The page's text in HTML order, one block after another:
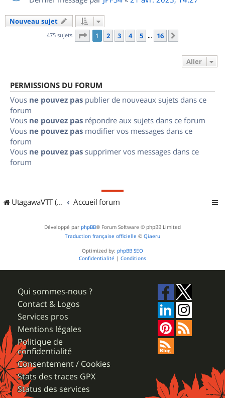
Nouveau sujet
475 sujets Page 1sur
1 2 3 4 5 … 16
Aller
PERMISSIONS DU FORUM
Vous ne pouvez pas publier de nouveaux sujets dans ce
forum
Vous ne pouvez pas répondre aux sujets dans ce forum
Vous ne pouvez pas modifier vos messages dans ce
forum
Vous ne pouvez pas supprimer vos messages dans ce
forum
UtagawaVTT (Randos VTT et VTTAE avec traces GPS) Accueil forum
Développé par phpBB® Forum Software © phpBB Limited
Traduction française officielle © Qiaeru
Optimized by: phpBB SEO
Confidentialité | Conditions
Qui sommes-nous ?
Contact & Logos
Services pros
Mentions légales
Politique de
confidentialité
Consentement / Cookies
Stats des traces GPX
Status des services